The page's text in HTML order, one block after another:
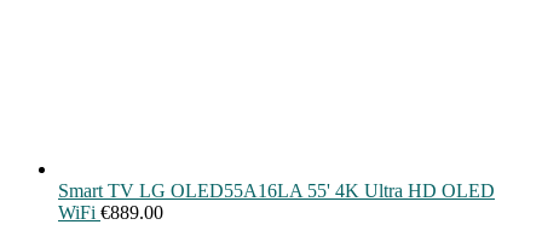
Smart TV LG OLED55A16LA 55' 4K Ultra HD OLED
WiFi €889.00